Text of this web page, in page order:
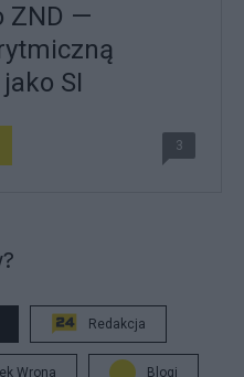
ZND —
SI
3
Redakcja
Wrona Blogi